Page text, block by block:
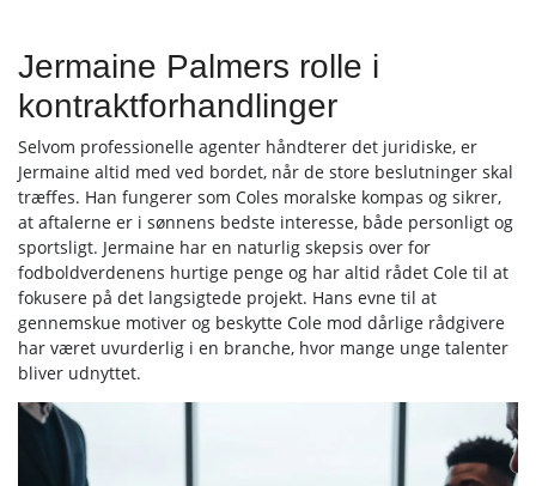
Jermaine Palmers rolle i
kontraktforhandlinger
Selvom professionelle agenter håndterer det juridiske, er
Jermaine altid med ved bordet, når de store beslutninger skal
træffes. Han fungerer som Coles moralske kompas og sikrer,
at aftalerne er i sønnens bedste interesse, både personligt og
sportsligt. Jermaine har en naturlig skepsis over for
fodboldverdenens hurtige penge og har altid rådet Cole til at
fokusere på det langsigtede projekt. Hans evne til at
gennemskue motiver og beskytte Cole mod dårlige rådgivere
har været uvurderlig i en branche, hvor mange unge talenter
bliver udnyttet.